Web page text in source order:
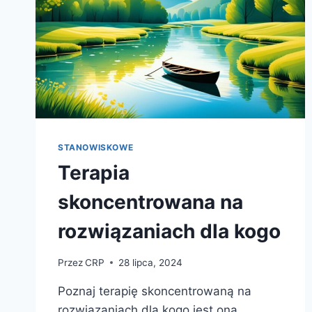
STANOWISKOWE
Terapia
skoncentrowana na
rozwiązaniach dla kogo
PrzezCRP 28 lipca, 2024
Poznaj terapię skoncentrowaną na